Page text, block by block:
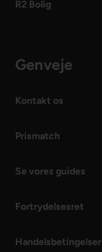
R2 Bolig
Genveje
Kontakt os
Prismatch
Se vores guides
Fortrydelsesret
Handelsbetingelser